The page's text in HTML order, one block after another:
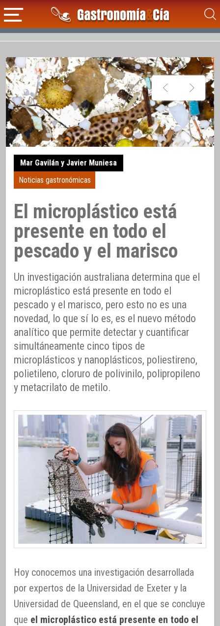
Mar Gavilán y Javier Muniesa
Noticias gastronómicas
El microplástico está
presente en todo el
pescado y el marisco
Un investigación australiana determina que el
microplástico está presente en todo el
pescado y el marisco, pero esto no es una
novedad, lo que sí lo es, es el nuevo método
analítico que permite detectar y cuantificar
simultáneamente cinco tipos de
microplásticos y nanoplásticos, poliestireno,
polietileno, cloruro de polivinilo, polipropileno
y metacrilato de metilo.
Hoy conocemos una investigación desarrollada
por expertos de la Universidad de Exeter y la
Universidad de Queensland, en el que se concluye
que el microplástico está presente en todo el